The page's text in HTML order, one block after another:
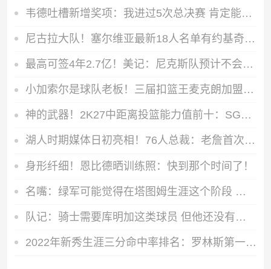
韦德吐槽新增奖项：我进过5次总决赛 肯定能拿一两个东决MVP
尼古拉大队！塞尔维亚最新18人名单有约基奇/约维奇等7个叫尼古拉
最高可签4年2.7亿！美记：尼克斯队预计不会给唐斯提供全额顶薪
小加索尔是球队老板！三届扣篮王麦克朗加盟西班牙赫罗纳俱乐部
神的武器！2K27中距离投篮能力值前十：SGA一枝独秀 KD并列第三
湖人时期媒体日初亮相！76人总裁：老詹首次亮相是发布会或媒体日
身形纤细！恩比德晒训练照：快到那个时间了！
名嘴：绿军可能觉得在塔图姆生涯这个阶段 乔治更适合与他搭档
队记：骑士需要库明加这类球员 但他还没有在高端局证明过自己
2022年新秀生涯三分命中率排名：罗林斯第一且唯一达到40+%